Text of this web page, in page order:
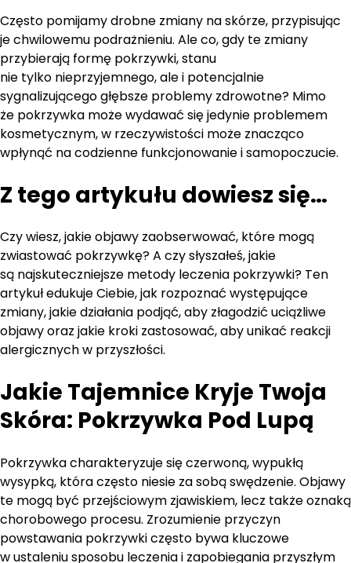
Często pomijamy drobne zmiany na skórze, przypisując
je chwilowemu podrażnieniu. Ale co, gdy te zmiany
przybierają formę pokrzywki, stanu
nie tylko nieprzyjemnego, ale i potencjalnie
sygnalizującego głębsze problemy zdrowotne? Mimo
że pokrzywka może wydawać się jedynie problemem
kosmetycznym, w rzeczywistości może znacząco
wpłynąć na codzienne funkcjonowanie i samopoczucie.
Z tego artykułu dowiesz się…
Czy wiesz, jakie objawy zaobserwować, które mogą
zwiastować pokrzywkę? A czy słyszałeś, jakie
są najskuteczniejsze metody leczenia pokrzywki? Ten
artykuł edukuje Ciebie, jak rozpoznać występujące
zmiany, jakie działania podjąć, aby złagodzić uciążliwe
objawy oraz jakie kroki zastosować, aby unikać reakcji
alergicznych w przyszłości.
Jakie Tajemnice Kryje Twoja
Skóra: Pokrzywka Pod Lupą
Pokrzywka charakteryzuje się czerwoną, wypukłą
wysypką, która często niesie za sobą swędzenie. Objawy
te mogą być przejściowym zjawiskiem, lecz także oznaką
chorobowego procesu. Zrozumienie przyczyn
powstawania pokrzywki często bywa kluczowe
w ustaleniu sposobu leczenia i zapobiegania przyszłym